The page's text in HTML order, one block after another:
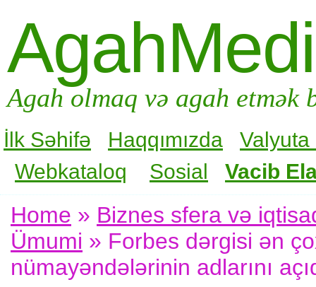
Agah olmaq və agah
İlk Səhifə Haqqımızda
Valyuta
Webkataloq
Sosial Vacib
Home » Biznes sfera və
Ümumi » Forbes dərgisi ən
nümayəndələrinin adlarını